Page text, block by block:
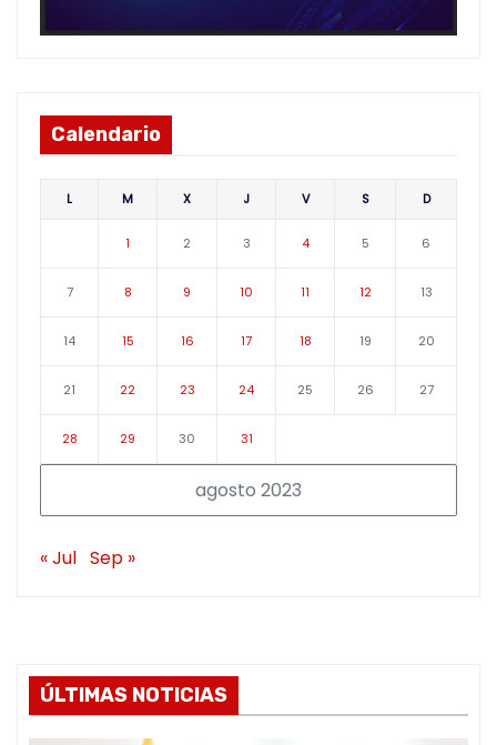
Calendario
agosto 2023
L M X J V S D
1 2 3 4 5 6
7 8 9 10 11 12 13
14 15 16 17 18 19 20
21 22 23 24 25 26 27
28 29 30 31
« Jul Sep »
ÚLTIMAS NOTICIAS